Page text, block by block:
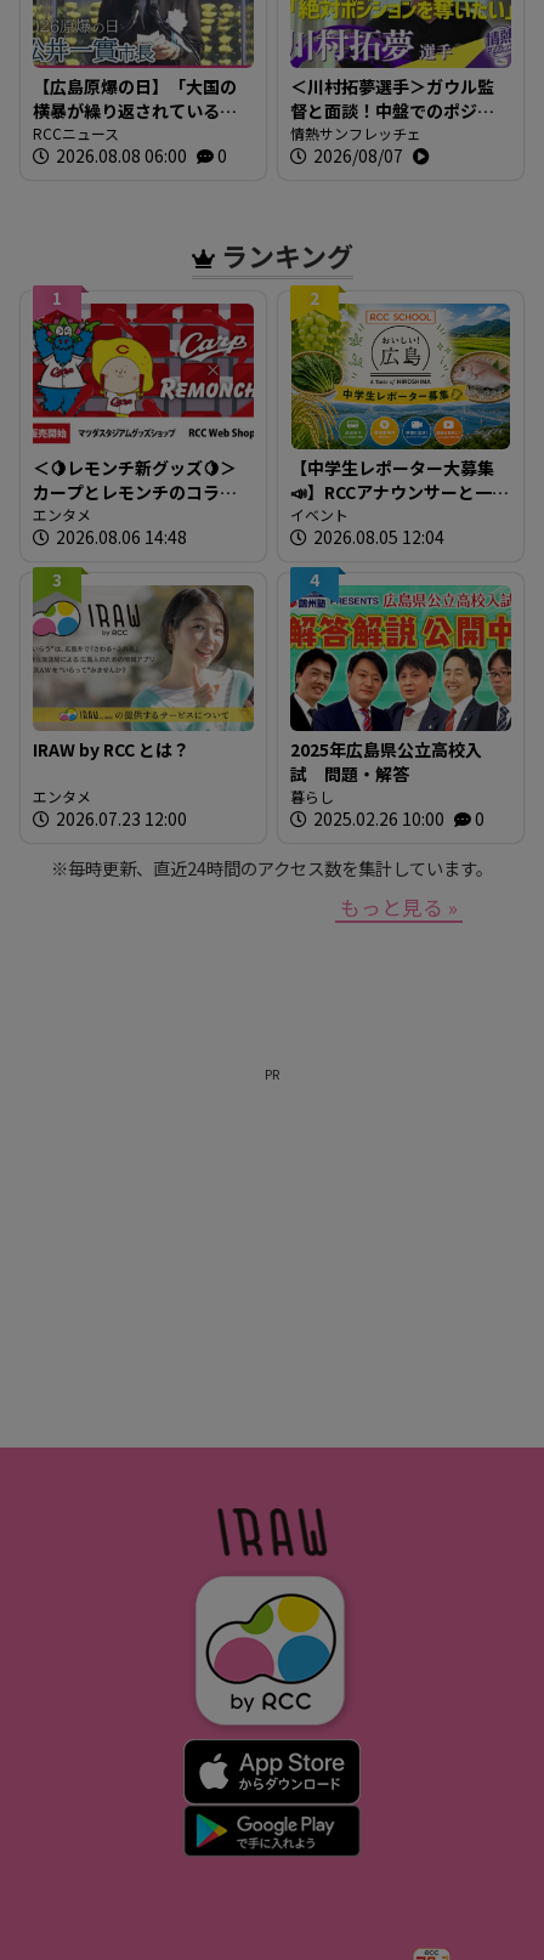
【広島原爆の日】「大国の
横暴が繰り返されている」
広島市・松井市長 世界の
為政者に核兵器廃絶への取
RCCニュース
2026.08.08 06:00 0
＜川村拓夢選手＞ガウル監
督と面談！中盤でのポジシ
ョン争いに本気で挑む【情
熱サンフレッチェ】
情熱サンフレッチェ
2026/08/07
ランキング
1
＜🍋レモンチ新グッズ🍋＞
カープとレモンチのコラボ
グッズが登場！
エンタメ
2026.08.06 14:48
2
【中学生レポーター大募集
📣】RCCアナウンサーと一緒
に「広島の食」の現場を取
材しよう！
イベント
2026.08.05 12:04
3
IRAW by RCC とは？
エンタメ
2026.07.23 12:00
4
2025年広島県公立高校入
試 問題・解答
暮らし
2025.02.26 10:00 0
※毎時更新、直近24時間のアクセス数を集計しています。
もっと見る »
PR